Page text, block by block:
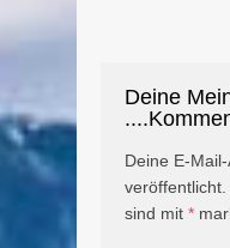
Deine
Deine E-
veröffentlicht.
sind mit *